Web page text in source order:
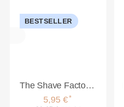
BESTSELLER
The Shave Factory Exklusive Matte Clay 99 Extra Stark 150 ml
5,95 €*